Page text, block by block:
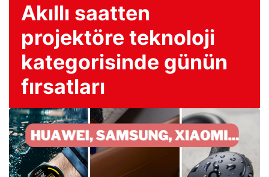
Akıllı saatten
projektöre teknoloji
kategorisinde günün
fırsatları